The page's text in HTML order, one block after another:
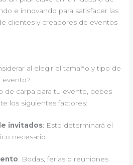
e innovando para satisfacer las
clientes y creadores de eventos
al elegir el tamaño y tipo de
evento?
de carpa para tu evento, debes
los siguientes factores:
invitados: Esto determinará el
necesario.
: Bodas, ferias o reuniones